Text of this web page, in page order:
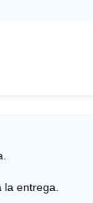
entrega.